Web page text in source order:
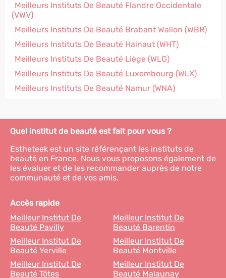
Meilleurs Instituts De Beauté Flandre Occidentale
(VWV)
Meilleurs Instituts De Beauté Brabant Wallon (WBR)
Meilleurs Instituts De Beauté Hainaut (WHT)
Meilleurs Instituts De Beauté Liège (WLG)
Meilleurs Instituts De Beauté Luxembourg (WLX)
Meilleurs Instituts De Beauté Namur (WNA)
Quel institut de beauté est fait pour vous ?
Estheteek est un site référençant les instituts de
beauté en France. Nous vous proposons également de
les évaluer et de les recommander auprès de notre
communauté et de vos amis.
Accès rapide
Meilleur Institut De
Beauté Pavilly
Meilleur Institut De
Beauté Barentin
Meilleur Institut De
Beauté Yerville
Meilleur Institut De
Beauté Montville
Meilleur Institut De
Beauté Tôtes
Meilleur Institut De
Beauté Malaunay